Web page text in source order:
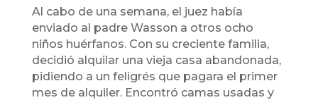
Al cabo de una semana, el juez había
enviado al padre Wasson a otros ocho
niños huérfanos. Con su creciente familia,
decidió alquilar una vieja casa abandonada,
pidiendo a un feligrés que pagara el primer
mes de alquiler. Encontró camas usadas y